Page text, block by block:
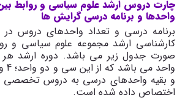
چارت دروس ارشد علوم سیاسی و روابط
واحدها و برنامه درسی گرایش ها
برنامه درسی و تعداد واحدهای دروس
کارشناسی ارشد مجموعه علوم سیاسی و
و بقیه واحدهای درسی به دروس تخصصی
اختصاص داده شده است.